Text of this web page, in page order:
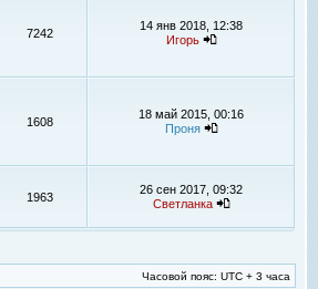
7242
14 янв 2018, 12:38
Игорь
1608
18 май 2015, 00:16
Проня
1963
26 сен 2017, 09:32
Светланка
Часовой пояс: UTC + 3 часа